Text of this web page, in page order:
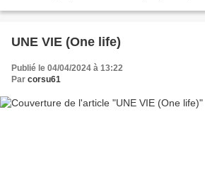
UNE VIE (One life)
Publié le 04/04/2024 à 13:22
Par corsu61